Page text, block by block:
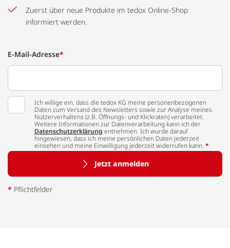
Zuerst über neue Produkte im tedox Online-Shop
informiert werden.
E-Mail-Adresse*
Ich willige ein, dass die tedox KG meine personenbezogenen
Daten zum Versand des Newsletters sowie zur Analyse meines
Nutzerverhaltens (z.B. Öffnungs- und Klickraten) verarbeitet.
Weitere Informationen zur Datenverarbeitung kann ich der
Datenschutzerklärung entnehmen. Ich wurde darauf
hingewiesen, dass ich meine persönlichen Daten jederzeit
einsehen und meine Einwilligung jederzeit widerrufen kann. *
Jetzt anmelden
* Pflichtfelder